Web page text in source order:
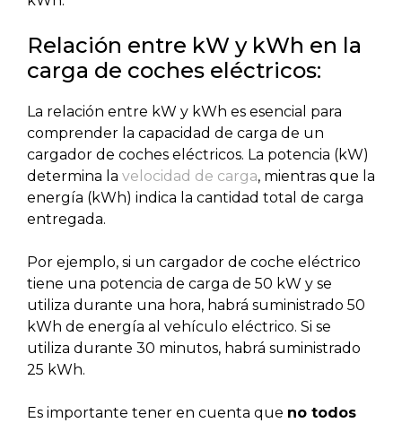
Relación entre kW y kWh en la
carga de coches eléctricos:
La relación entre kW y kWh es esencial para
comprender la capacidad de carga de un
cargador de coches eléctricos. La potencia (kW)
determina la velocidad de carga, mientras que la
energía (kWh) indica la cantidad total de carga
entregada.
Por ejemplo, si un cargador de coche eléctrico
tiene una potencia de carga de 50 kW y se
utiliza durante una hora, habrá suministrado 50
kWh de energía al vehículo eléctrico. Si se
utiliza durante 30 minutos, habrá suministrado
25 kWh.
Es importante tener en cuenta que no todos